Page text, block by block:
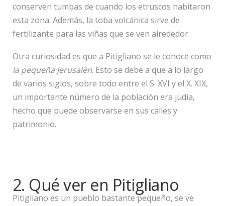
conserven tumbas de cuando los etruscos habitaron
esta zona. Además, la toba volcánica sirve de
fertilizante para las viñas que se ven alrededor.
Otra curiosidad es que a Pitigliano se le conoce como
la pequeña Jerusalén. Esto se debe a que a lo largo
de varios siglos, sobre todo entre el S. XVI y el X. XIX,
un importante número de la población era judía,
hecho que puede observarse en sus calles y
patrimonio.
2. Qué ver en Pitigliano
Pitigliano es un pueblo bastante pequeño, se ve